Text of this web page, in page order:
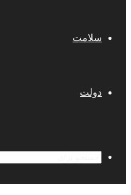
سلامت
دولت